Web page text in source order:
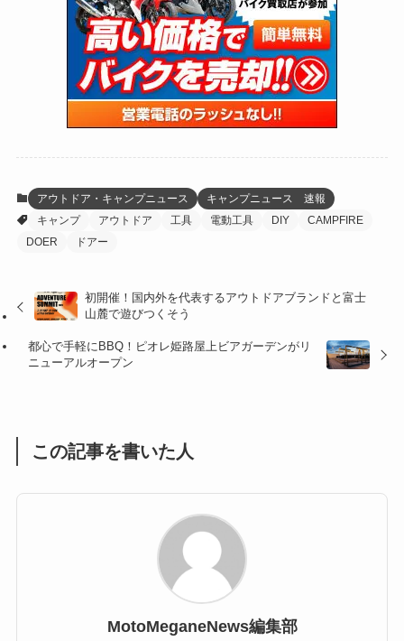
(12)
(63)
(109)
(47)
(15)
(5)
(6)
(17)
(5)
(27)
(131)
(21)
(61)
(98)
(13)
(60)
(274)
(171)
(38)
(47)
(59)
(41)
(47)
(204)
(34)
(35)
(41)
(19)
(12)
(16)
(4)
(16)
(1)
アウトドア・キャンプニュース
キャンプニュース 速報
キャンプ
アウトドア 工具 電動工具 DIY
CAMPFIRE
DOER
ドアー
初開催！国内外を代表するアウトドアブランドと富士
山麓で遊びつくそう
都心で手軽にBBQ！ピオレ姫路屋上ビアガーデンがリ
ニューアルオープン
この記事を書いた人
MotoMeganeNews編集部